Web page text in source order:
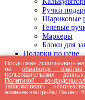
Ручки
Шариковые
Гелевые
Маркеры
Блоки для
Подарки по цене
Подарки от
Подарки до
Подарки до
Подарки до
Подарки до
Продолжая использовать
наобработку
пользовательских
Политикой
заблокировать
изменив настройки Вашего